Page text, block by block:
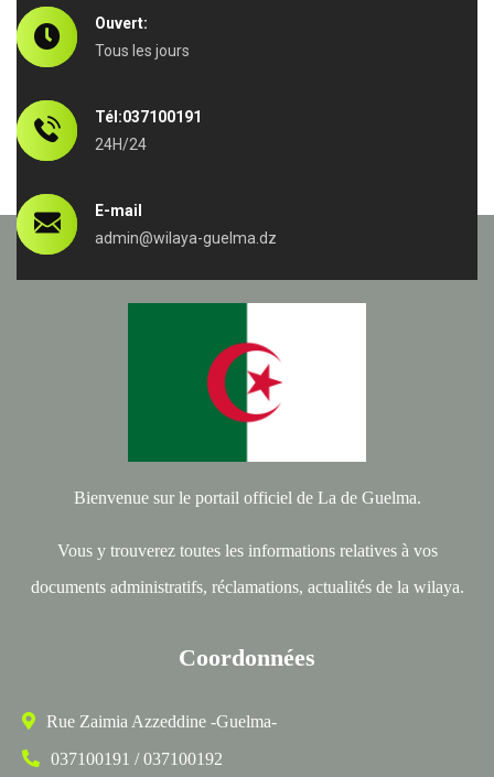
Ouvert:
Tous les jours
Tél:037100191
24H/24
E-mail
admin@wilaya-guelma.dz
Bienvenue sur le portail officiel de La de Guelma.
Vous y trouverez toutes les informations relatives à vos
documents administratifs, réclamations, actualités de la wilaya.
Coordonnées
Rue Zaimia Azzeddine -Guelma-
037100191 / 037100192